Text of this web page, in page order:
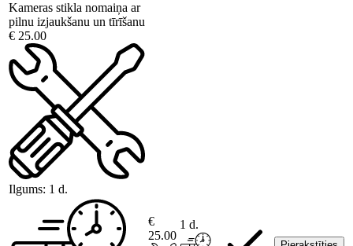
Kameras stikla nomaiņa ar
pilnu izjaukšanu un tīrīšanu
€ 25.00
Ilgums: 1 d.
€
25.00
1 d.